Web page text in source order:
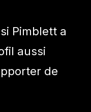
Pimblett a
aussi
de